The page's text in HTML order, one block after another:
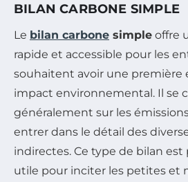
BILAN CARBONE SIMPLE
Le bilan carbone simple offre
rapide et accessible pour les
souhaitent avoir une première
impact environnemental. Il se
généralement sur les
entrer dans le détail des
indirectes. Ce type de bilan
utile pour inciter les petites et